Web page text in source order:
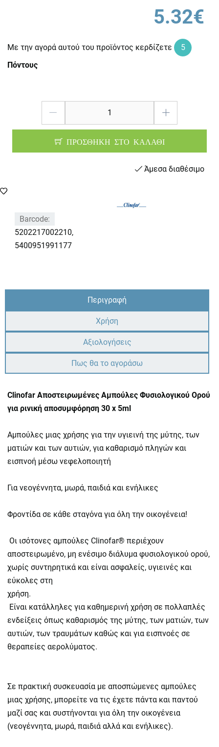
5.32€
Με την αγορά αυτού του προϊόντος κερδίζετε
5
Πόντους
ΠΡΟΣΘΗΚΗ ΣΤΟ ΚΑΛΑΘΙ
Άμεσα διαθέσιμο
Barcode:
5202217002210,
5400951991177
Περιγραφή
Χρήση
Αξιολογήσεις
Πως θα το αγοράσω
Clinofar Αποστειρωμένες Αμπούλες Φυσιολογικού Ορού
για ρινική αποσυμφόρηση 30 x 5ml
Αμπούλες μιας χρήσης για την υγιεινή της μύτης, των
ματιών και των αυτιών, για καθαρισμό πληγών και
εισπνοή μέσω νεφελοποιητή
Για νεογέννητα, μωρά, παιδιά και ενήλικες
Φροντίδα σε κάθε σταγόνα για όλη την οικογένεια!
Οι ισότονες αμπούλες Clinofar® περιέχουν
αποστειρωμένο, μη ενέσιμο διάλυμα φυσιολογικού ορού,
χωρίς συντηρητικά και είναι ασφαλείς, υγιεινές και
εύκολες στη
χρήση.
Είναι κατάλληλες για καθημερινή χρήση σε πολλαπλές
ενδείξεις όπως καθαρισμός της μύτης, των ματιών, των
αυτιών, των τραυμάτων καθώς και για εισπνοές σε
θεραπείες αερολύματος.
Σε πρακτική συσκευασία με αποσπώμενες αμπούλες
μιας χρήσης, μπορείτε να τις έχετε πάντα και παντού
μαζί σας και συστήνονται για όλη την οικογένεια
(νεογέννητα, μωρά, παιδιά αλλά και ενήλικες).